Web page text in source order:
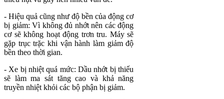
- Hiệu quả cũng như độ bền của động cơ
bị giảm: Vì không đủ nhớt nên các động
cơ sẽ không hoạt động trơn tru. Máy sẽ
gặp trục trặc khi vận hành làm giảm độ
bền theo thời gian.
- Xe bị nhiệt quá mức: Dầu nhớt bị thiếu
sẽ làm ma sát tăng cao và khả năng
truyền nhiệt khỏi các bộ phận bị giảm.